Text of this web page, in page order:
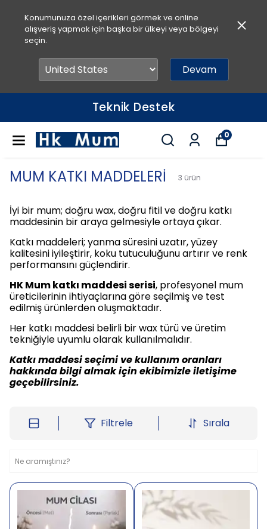
Konumunuza özel içerikleri görmek ve online
alışveriş yapmak için başka bir ülkeyi veya bölgeyi
seçin.
Devam
Teknik Destek
0
MUM KATKI MADDELERİ 3 ürün
İyi bir mum; doğru wax, doğru fitil ve doğru katkı
maddesinin bir araya gelmesiyle ortaya çıkar.
Katkı maddeleri; yanma süresini uzatır, yüzey
kalitesini iyileştirir, koku tutuculuğunu artırır ve renk
performansını güçlendirir.
HK Mum katkı maddesi serisi, profesyonel mum
üreticilerinin ihtiyaçlarına göre seçilmiş ve test
edilmiş ürünlerden oluşmaktadır.
Her katkı maddesi belirli bir wax türü ve üretim
tekniğiyle uyumlu olarak kullanılmalıdır.
Katkı maddesi seçimi ve kullanım oranları
hakkında bilgi almak için ekibimizle iletişime
geçebilirsiniz.
Filtrele Sırala